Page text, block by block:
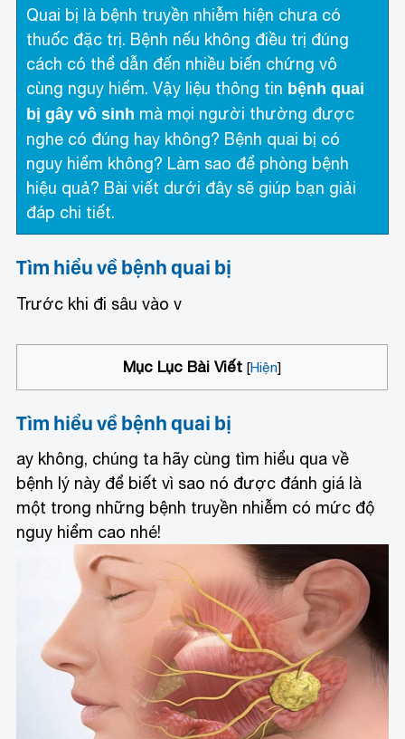
Quai bị là bệnh truyền nhiễm hiện chưa có
thuốc đặc trị. Bệnh nếu không điều trị đúng
cách có thể dẫn đến nhiều biến chứng vô
cùng nguy hiểm. Vậy liệu thông tin bệnh quai
bị gây vô sinh mà mọi người thường được
nghe có đúng hay không? Bệnh quai bị có
nguy hiểm không? Làm sao để phòng bệnh
hiệu quả? Bài viết dưới đây sẽ giúp bạn giải
đáp chi tiết.
Tìm hiểu về bệnh quai bị
Trước khi đi sâu vào v
Mục Lục Bài Viết [Hiện]
Tìm hiểu về bệnh quai bị
ay không, chúng ta hãy cùng tìm hiểu qua về
bệnh lý này để biết vì sao nó được đánh giá là
một trong những bệnh truyền nhiễm có mức độ
nguy hiểm cao nhé!